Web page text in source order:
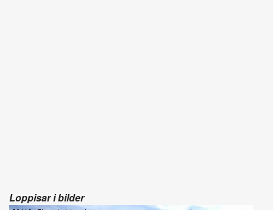
Loppisar i bilder